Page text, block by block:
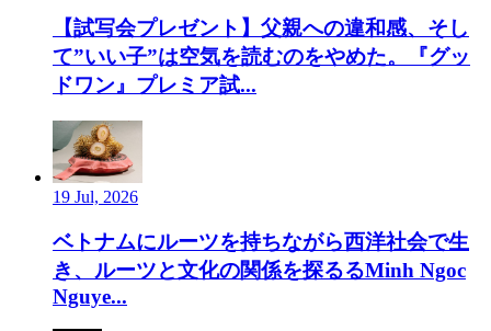
【試写会プレゼント】父親への違和感、そし
て”いい子”は空気を読むのをやめた。『グッ
ドワン』プレミア試...
19 Jul, 2026
ベトナムにルーツを持ちながら西洋社会で生
き、ルーツと文化の関係を探るるMinh Ngoc
Nguye...